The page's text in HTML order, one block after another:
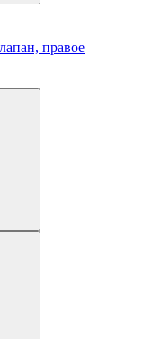
правое